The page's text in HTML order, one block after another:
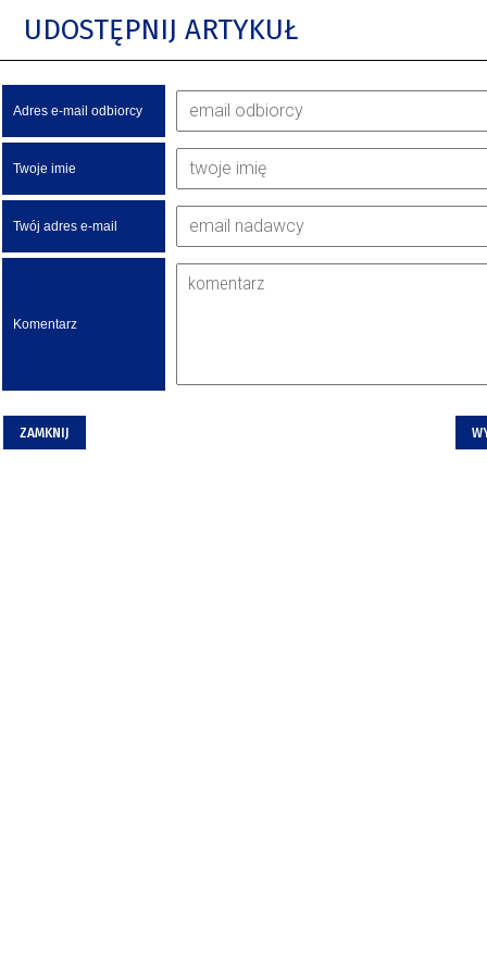
UDOSTĘPNIJ ARTYKUŁ
Adres e-mail odbiorcy
Twoje imie
Twój adres e-mail
Komentarz